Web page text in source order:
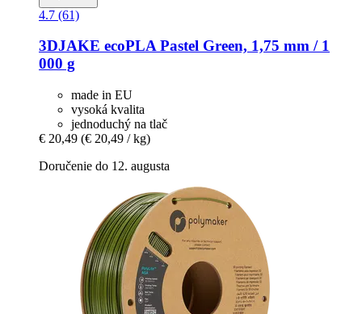
4.7 (61)
3DJAKE ecoPLA Pastel Green, 1,75 mm / 1
000 g
made in EU
vysoká kvalita
jednoduchý na tlač
€ 20,49 (€ 20,49 / kg)
Doručenie do 12. augusta